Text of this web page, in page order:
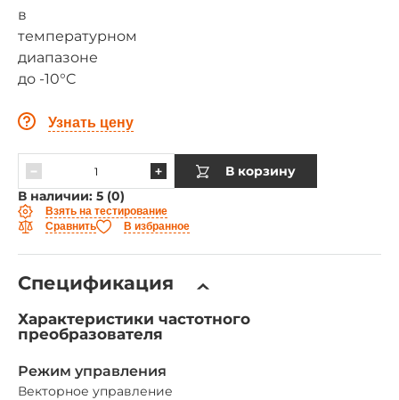
Узнать цену
В корзину
В наличии: 5 (0)
Взять на тестирование
Сравнить
В избранное
Спецификация
Характеристики частотного
преобразователя
Режим управления
Векторное управление